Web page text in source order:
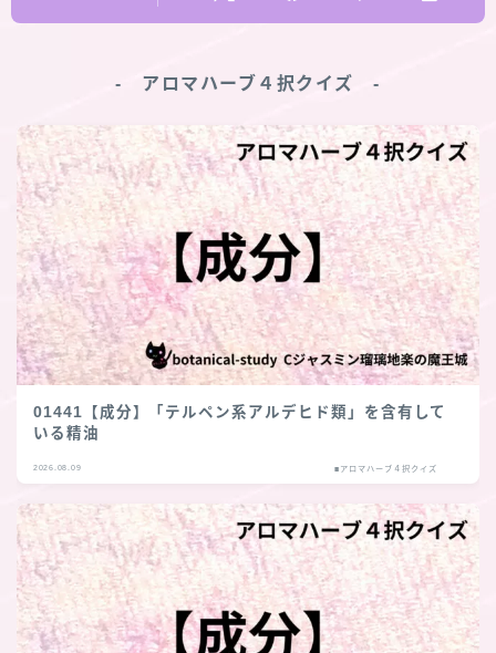
‐ アロマハーブ４択クイズ ‐
01441【成分】「テルペン系アルデヒド類」を含有して
いる精油
2026.08.09 ■アロマハーブ４択クイズ